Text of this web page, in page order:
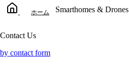
ホーム Smarthomes & Drones
Contact Us
by contact form